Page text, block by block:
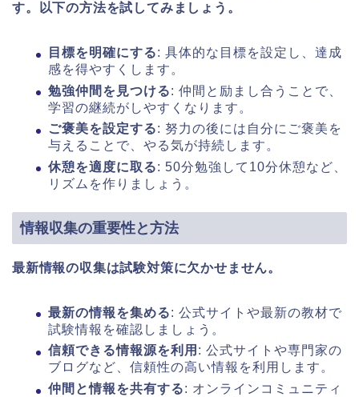
す。以下の方法を試してみましょう。
目標を明確にする: 具体的な目標を設定し、達成
感を得やすくします。
勉強仲間を見つける: 仲間と励まし合うことで、
学習の継続がしやすくなります。
ご褒美を設定する: 努力の後には自分にご褒美を
与えることで、やる気が持続します。
休憩を適度に取る: 50分勉強して10分休憩など、
リズムを作りましょう。
情報収集の重要性と方法
最新情報の収集は試験対策に欠かせません。
最新の情報を集める: 公式サイトや最新の教材で
試験情報を確認しましょう。
信頼できる情報源を利用 : 公式サイトや専門家の
ブログなど、信頼性の高い情報を利用します。
仲間と情報を共有する: オンラインコミュニティ